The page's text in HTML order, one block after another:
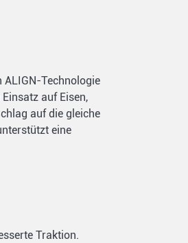
Technologie
auf Eisen,
auf die gleiche
eine
Traktion.